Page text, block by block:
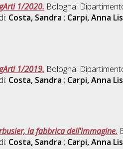
1/2020. Bologna:
Costa, Sandra ; Carpi, Anna
1/2019. Bologna:
Costa, Sandra ; Carpi, Anna
la fabbrica dell'immagine.
Costa, Sandra ; Carpi, Anna